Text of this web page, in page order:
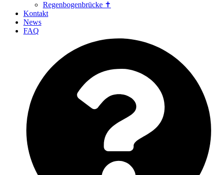
Regenbogenbrücke ✝
Kontakt
News
FAQ